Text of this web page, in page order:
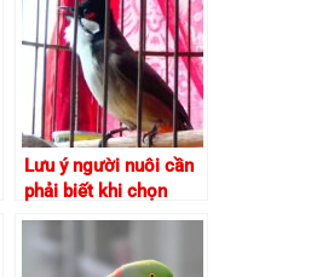
Lưu ý người nuôi cần
phải biết khi chọn
mua chào mào